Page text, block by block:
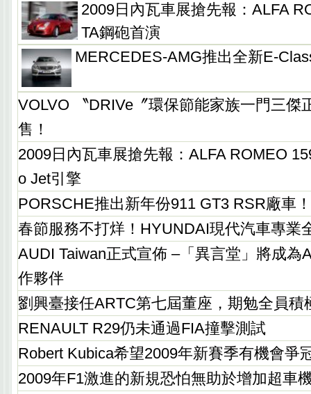
2009日內瓦車展搶先報：ALFA
TA鋼砲首演
MERCEDES-AMG推出全新E-
VOLVO 〝DRIVe〞環保節能家族一門三傑
售！
2009日內瓦車展搶先報：ALFA ROMEO
o Jet引擎
PORSCHE推出新年份911 GT3 RSR廠車！
春節服務不打烊！HYUNDAI現代汽車專業
AUDI Taiwan正式宣佈 –「異言堂」將成為
作夥伴
劉興臺接任ARTC第七屆董座，期勉全員積
RENAULT R29仍未通過FIA撞擊測試
Robert Kubica希望2009年新賽季有機會爭
2009年F1激進的新規恐怕無助於增加超車